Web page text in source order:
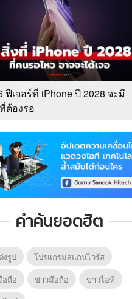
ฟีเจอร์ที่ iPhone ปี 2028 จะมี
ต้องรอ
คำค้นยอดฮิต
งรูป
โปรแกรมสแกนไวรัส
อถือ
ข่าวมือถือ
ข่าวไอที